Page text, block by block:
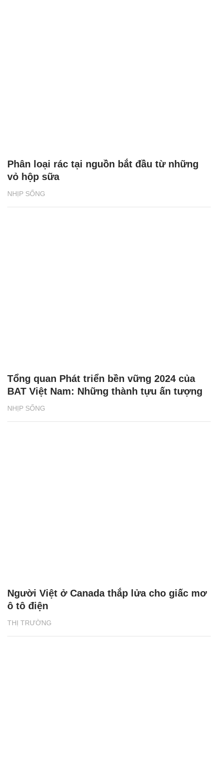
NHỊP SỐNG
Phân loại rác tại nguồn bắt đầu từ những
vỏ hộp sữa
NHỊP SỐNG
Tổng quan Phát triển bền vững 2024 của
BAT Việt Nam: Những thành tựu ấn tượng
THỊ TRƯỜNG
Người Việt ở Canada thắp lửa cho giấc mơ
ô tô điện